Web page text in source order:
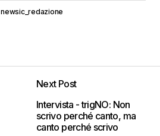
newsic_redazione
Next Post
Intervista - trigNO: Non
scrivo perché canto, ma
canto perché scrivo